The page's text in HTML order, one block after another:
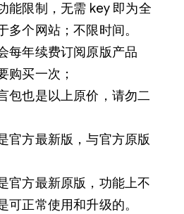
能限制，无需 key 即为全
多个网站；不限时间。
每年续费订阅原版产品
购买一次；
包也是以上原价，请勿二
官方最新版，与官方原版
官方最新原版，功能上不
可正常使用和升级的。